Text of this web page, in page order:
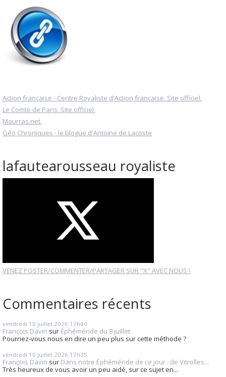
Action française - Centre Royaliste d'Action française. Site officiel.
Le Comte de Paris. Site officiel.
Maurras.net.
Géo Chroniques - le blogue d'Antoine de Lacoste
lafautearousseau royaliste
VENEZ POSTER/COMMENTER/PARTAGER SUR "X" AVEC NOUS !
Commentaires récents
vendredi 10 juillet 2026 17h40
François Davin sur Éphéméride du 8 juillet
Pourriez-vous nous en dire un peu plus sur cette méthode ?
vendredi 10 juillet 2026 17h35
François Davin sur Dans notre Éphéméride de ce jour : de Vitrolles...
Très heureux de vous avoir un peu aidé, sur ce sujet en...